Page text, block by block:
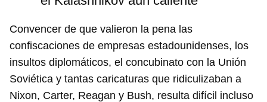
Convencer de que valieron la pena las
confiscaciones de empresas estadounidenses, los
insultos diplomáticos, el concubinato con la Unión
Soviética y tantas caricaturas que ridiculizaban a
Nixon, Carter, Reagan y Bush, resulta difícil incluso